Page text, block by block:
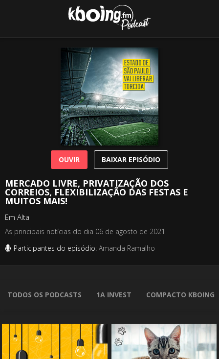
MERCADO LIVRE, PRIVATIZAÇÃO DOS
CORREIOS, FLEXIBILIZAÇÃO DAS FESTAS E
MUITOS MAIS!
Em Alta
As principais notícias do dia 06 de agosto de 2021
Participantes do episódio: Amanda Ramalho
OUVIR BAIXAR EPISÓDIO
TODOS OS PODCASTS 1A INVEST COMPACTO KBOING